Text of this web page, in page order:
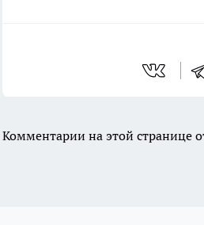
Комментарии на этой странице